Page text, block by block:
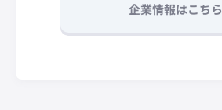
企業情報はこちら